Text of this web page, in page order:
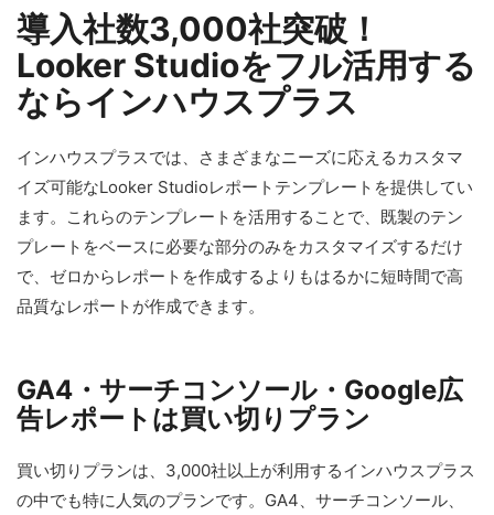
導入社数3,000社突破！
Looker Studioをフル活用する
ならインハウスプラス
インハウスプラスでは、さまざまなニーズに応えるカスタマ
イズ可能なLooker Studioレポートテンプレートを提供してい
ます。これらのテンプレートを活用することで、既製のテン
プレートをベースに必要な部分のみをカスタマイズするだけ
で、ゼロからレポートを作成するよりもはるかに短時間で高
品質なレポートが作成できます。
GA4・サーチコンソール・Google広
告レポートは買い切りプラン
買い切りプランは、3,000社以上が利用するインハウスプラス
の中でも特に人気のプランです。GA4、サーチコンソール、